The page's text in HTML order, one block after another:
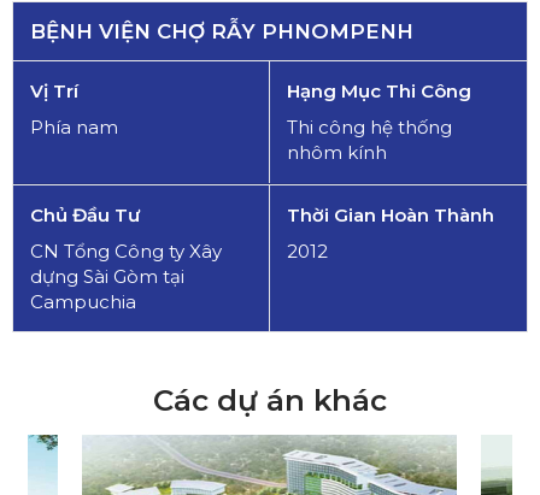
BỆNH VIỆN CHỢ RẪY PHNOMPENH
Vị Trí
Phía nam
Hạng Mục Thi Công
Thi công hệ thống
nhôm kính
Chủ Đầu Tư
CN Tổng Công ty Xây
dựng Sài Gòm tại
Campuchia
Thời Gian Hoàn Thành
2012
Các dự án khác